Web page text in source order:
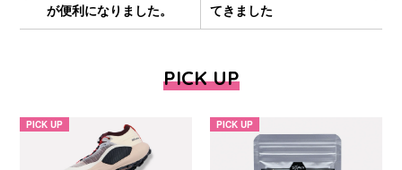
が便利になりました。
てきました
PICK UP
PICK UP PICK UP